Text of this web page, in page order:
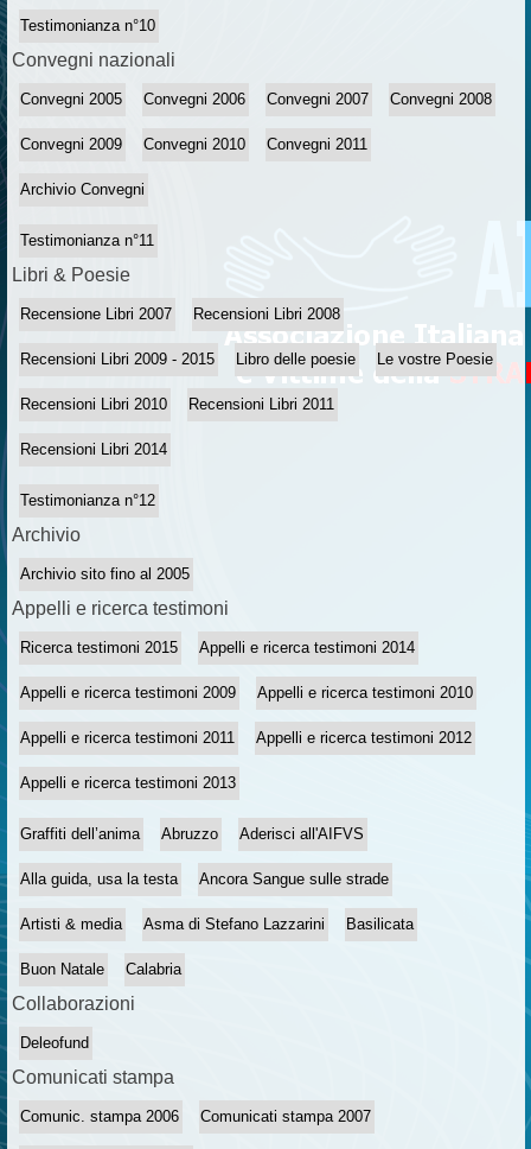
Testimonianza n°10
Convegni nazionali
Convegni 2005 Convegni 2006 Convegni 2007 Convegni 2008
Convegni 2009 Convegni 2010 Convegni 2011
Archivio Convegni
Testimonianza n°11
Libri & Poesie
Recensione Libri 2007 Recensioni Libri 2008
Recensioni Libri 2009 - 2015 Libro delle poesie Le vostre Poesie
Recensioni Libri 2010 Recensioni Libri 2011
Recensioni Libri 2014
Testimonianza n°12
Archivio
Archivio sito fino al 2005
Appelli e ricerca testimoni
Ricerca testimoni 2015 Appelli e ricerca testimoni 2014
Appelli e ricerca testimoni 2009 Appelli e ricerca testimoni 2010
Appelli e ricerca testimoni 2011 Appelli e ricerca testimoni 2012
Appelli e ricerca testimoni 2013
Graffiti dell’anima Abruzzo Aderisci all'AIFVS
Alla guida, usa la testa Ancora Sangue sulle strade
Artisti & media Asma di Stefano Lazzarini Basilicata
Buon Natale Calabria
Collaborazioni
Deleofund
Comunicati stampa
Comunic. stampa 2006 Comunicati stampa 2007